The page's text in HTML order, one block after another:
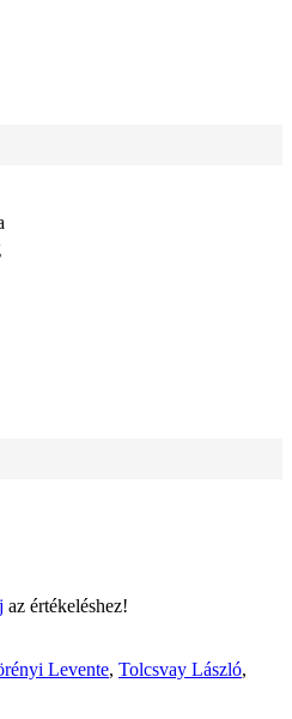
az értékeléshez!
Levente, Tolcsvay László,